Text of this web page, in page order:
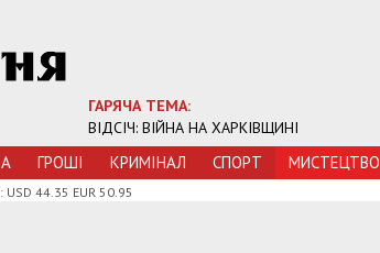
ГАРЯЧА ТЕМА:
ВІДСІЧ: ВІЙНА НА ХАРКІВЩИНІ
ГРОШI КРИМIНАЛ СПОРТ МИСТЕЦТВО
USD 44.35 EUR 50.95